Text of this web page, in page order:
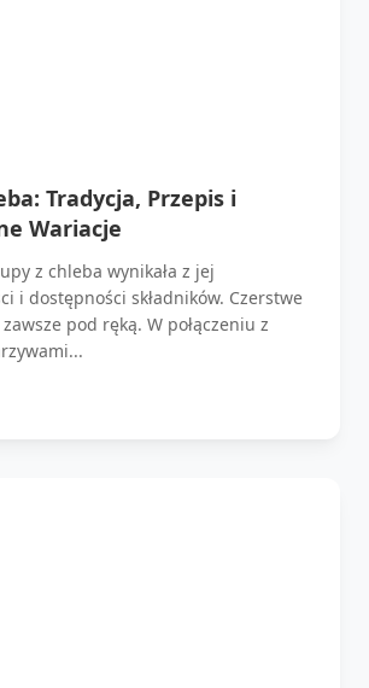
Tradycja, Przepis i
Wariacje
z chleba wynikała z jej
i dostępności składników. Czerstwe
pod ręką. W połączeniu z